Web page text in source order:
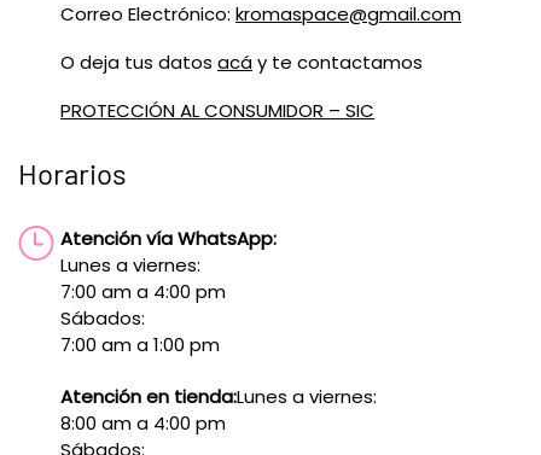
Correo Electrónico: kromaspace@gmail.com
O deja tus datos acáy te contactamos
PROTECCIÓN AL CONSUMIDOR – SIC
Horarios
Atención vía WhatsApp:
Lunes a viernes:
7:00 am a 4:00 pm
Sábados:
7:00 am a 1:00 pm
Atención en tienda:Lunes a viernes:
8:00 am a 4:00 pm
Sábados: